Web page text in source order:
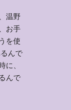
温野
お手
を使
んで
に、
んで